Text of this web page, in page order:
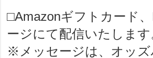
□Amazonギフトカード
ージにて配信いたします
※メッセージは、オッ